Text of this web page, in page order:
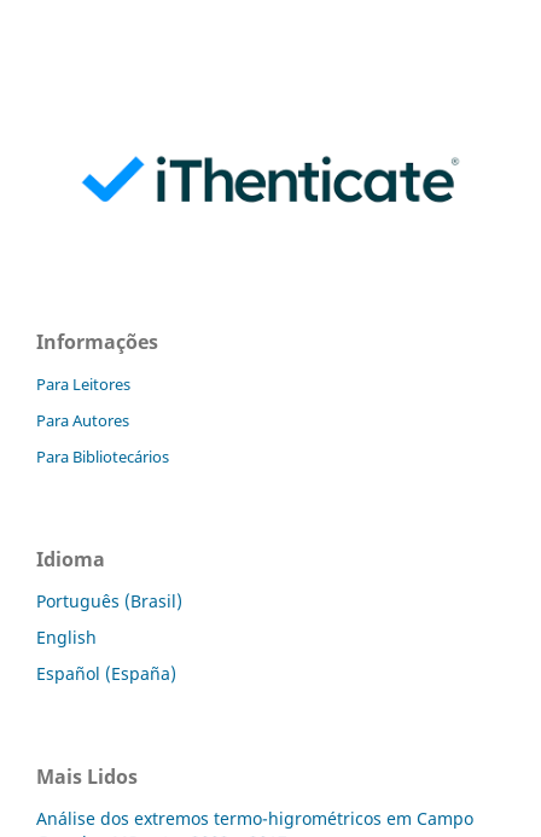
Informações
Para Leitores
Para Autores
Para Bibliotecários
Idioma
Português (Brasil)
English
Español (España)
Mais Lidos
Análise dos extremos termo-higrométricos em Campo